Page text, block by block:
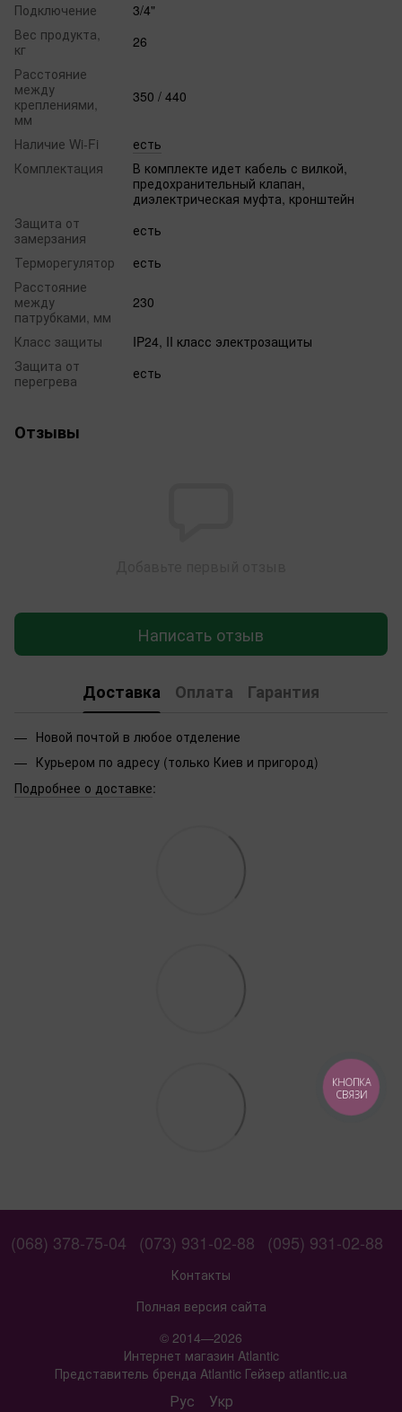
Подключение
3/4"
Вес продукта,
кг
26
Расстояние
между
креплениями,
мм
350 / 440
Наличие Wi-Fi
есть
Комплектация
В комплекте идет кабель с вилкой,
предохранительный клапан,
диэлектрическая муфта, кронштейн
Защита от
замерзания
есть
Терморегулятор
есть
Расстояние
между
патрубками, мм
230
Класс защиты
IP24, II класс электрозащиты
Защита от
перегрева
есть
Отзывы
Написать отзыв
Доставка Оплата Гарантия
Новой почтой в любое отделение
Курьером по адресу (только Киев и пригород)
Подробнее о доставке:
(068) 378-75-04 (073) 931-02-88 (095) 931-02-88
Контакты
Полная версия сайта
© 2014—2026
Интернет магазин Atlantic
Представитель бренда Atlantic Гейзер atlantic.ua
Рус Укр
КНОПКА
СВЯЗИ